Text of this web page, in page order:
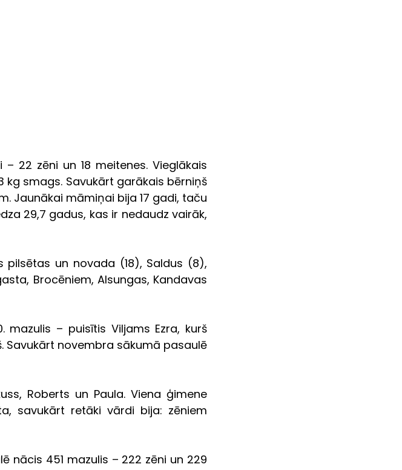
22 zēni un 18 meitenes. Vieglākais
kg smags. Savukārt garākais bērniņš
Jaunākai māmiņai bija 17 gadi, taču
29,7 gadus, kas ir nedaudz vairāk,
pilsētas un novada (18), Saldus (8),
Brocēniem, Alsungas, Kandavas
– puisītis Viljams Ezra, kurš
Savukārt novembra sākumā pasaulē
Roberts un Paula. Viena ģimene
savukārt retāki vārdi bija: zēniem
nācis 451 mazulis – 222 zēni un 229